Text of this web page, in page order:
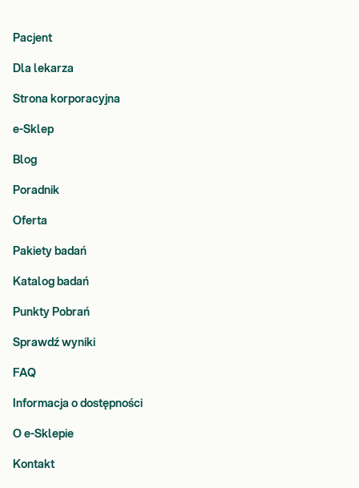
Pacjent
Dla lekarza
Strona korporacyjna
e-Sklep
Blog
Poradnik
Oferta
Pakiety badań
Katalog badań
Punkty Pobrań
Sprawdź wyniki
FAQ
Informacja o dostępności
O e-Sklepie
Kontakt